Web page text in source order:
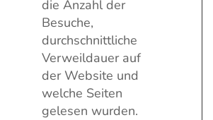
die Anzahl der
Besuche,
durchschnittliche
Verweildauer auf
der Website und
welche Seiten
gelesen wurden.